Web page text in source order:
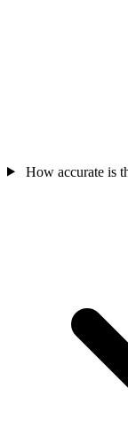
How accurate is